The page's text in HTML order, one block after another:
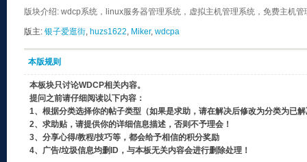
版块介绍: wdcp系统，linux服务器管理系统，虚拟主机管理系统，免费主机
版主: 银子爱逛街, huzs1622, Miker, wdcpa
本版规则
本板块只讨论WDCP相关内容。
提问之前请仔细阅读以下内容：
1、根据分类选择你的帖子类型（如果是求助，请在解决后修改为分类为已
2、求助贴，请提供你的详细信息描述，否则不予理会！
3、分享心得/教程/技巧等，都会给予相信的积分奖励
4、广告/垃圾信息均删ID，与本板无关内容会进行删除处理！